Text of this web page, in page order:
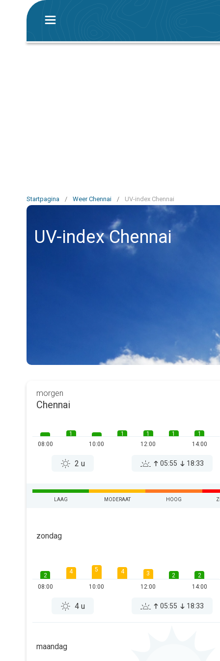
Startpagina / Weer Chennai / UV-index Chennai
UV-index Chennai
morgen
Chennai
08:00
1
10:00
1
1
12:00
1
1
14:00
2 u 05:55 18:33
LAAG MODERAAT HOOG
zondag
2
08:00
4 5
10:00
4
3
12:00
2
2
14:00
4 u 05:55 18:33
maandag